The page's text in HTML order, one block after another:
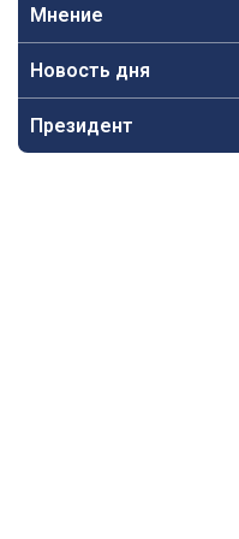
Мнение
Новость дня
Президент